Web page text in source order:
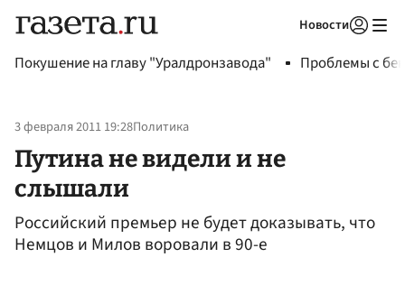
Новости
Покушение на главу "Уралдронзавода" Проблемы с
3 февраля 2011 19:28Политика
Путина не видели и не
слышали
Российский премьер не будет доказывать, что
Немцов и Милов воровали в 90-е